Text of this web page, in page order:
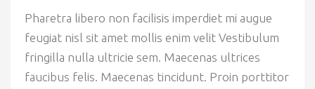
Pharetra libero non facilisis imperdiet mi augue
feugiat nisl sit amet mollis enim velit Vestibulum
fringilla nulla ultricie sem. Maecenas ultrices
faucibus felis. Maecenas tincidunt. Proin porttitor